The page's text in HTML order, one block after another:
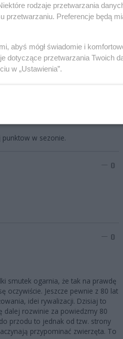
0
w sezonie.
0
0
smutek ogarnia, że tak na prawdę
oczywiście. Jeszcze pewnie z 80 lat
idei rywalizacji. Dzisiaj to
dalej rozwinie za powiedzmy 80
przodu to jednak od tzw. strony
przypominać zwierzęta. To
rodzaje przetwarzania
przetwarzaniu. Preferencje będą
abyś mógł świadomie i
dotyczące przetwarzania Twoich
w „Ustawienia”.